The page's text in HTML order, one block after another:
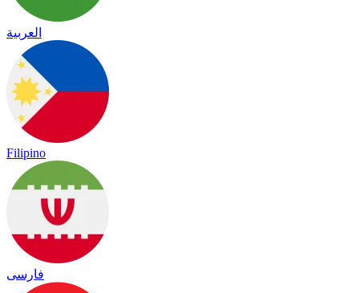
العربية
Filipino
فارسی